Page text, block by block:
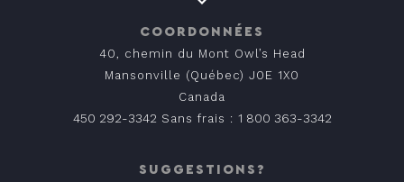
COORDONNÉES
40, chemin du Mont Owl’s Head
Mansonville (Québec) J0E 1X0
Canada
450 292-3342 Sans frais : 1 800 363-3342
SUGGESTIONS?